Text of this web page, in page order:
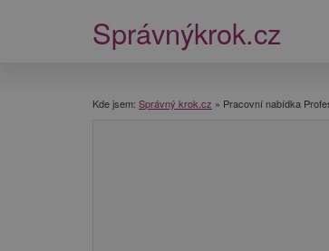
Správnýkrok.cz
Kde jsem: Správný krok.cz » Pracovní nabídka